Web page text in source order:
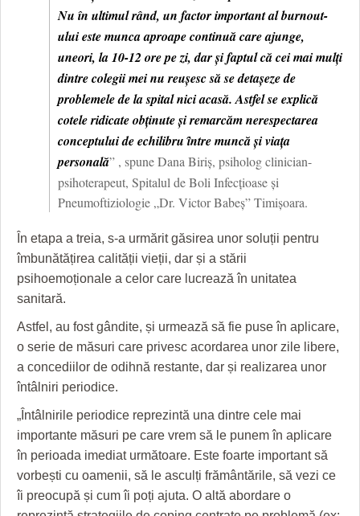
Nu în ultimul rând, un factor important al burnout-
ului este munca aproape continuă care ajunge,
uneori, la 10-12 ore pe zi, dar și faptul că cei mai mulți
dintre colegii mei nu reușesc să se detașeze de
problemele de la spital nici acasă. Astfel se explică
cotele ridicate obţinute şi remarcăm nerespectarea
conceptului de echilibru ȋntre muncă şi viaţa
personală” , spune Dana Biriș, psiholog clinician-
psihoterapeut, Spitalul de Boli Infecțioase și
Pneumoftiziologie „Dr. Victor Babeș” Timișoara.
În etapa a treia, s-a urmărit găsirea unor soluții pentru
îmbunătățirea calității vieții, dar și a stării
psihoemoționale a celor care lucrează în unitatea
sanitară.
Astfel, au fost gândite, și urmează să fie puse în aplicare,
o serie de măsuri care privesc acordarea unor zile libere,
a concediilor de odihnă restante, dar și realizarea unor
întâlniri periodice.
„Întâlnirile periodice reprezintă una dintre cele mai
importante măsuri pe care vrem să le punem în aplicare
în perioada imediat următoare. Este foarte important să
vorbești cu oamenii, să le asculți frământările, să vezi ce
îi preocupă și cum îi poți ajuta. O altă abordare o